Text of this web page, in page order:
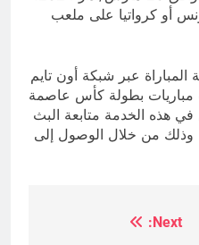
أو كرواتيا على ملعب
المباراة عبر شبكة أون تايم
بطولة كأس عاصمة
هذه الخدمة متابعة البث
وذلك من خلال الوصول إلى
Next: